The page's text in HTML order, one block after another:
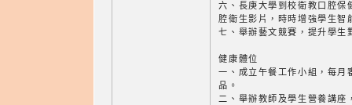
六、長庚大學到校衛教口腔保
腔衛生影片，時時增強學生智
七、舉辦藝文競賽，提升學生
健康體位
一、成立午餐工作小組，每月
品。
二、舉辦教師及學生營養講座